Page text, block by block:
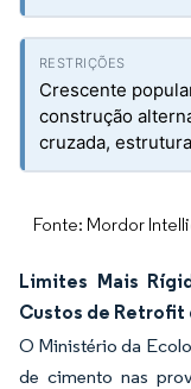
Crescente
construção
cruzada,
Fonte: Mordor
Limites Mais
Custos de Retrofit
O Ministério da
de cimento nas